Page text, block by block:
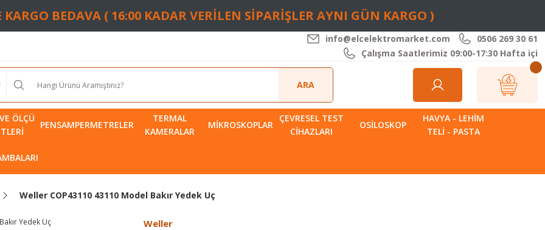
KARGO BEDAVA ( 16:00 KADAR VERİLEN SİPARİŞLER AYNI GÜN KARGO )
info@elcelektromarket.com
0506 269 30 61
Çalışma Saatlerimiz 09:00-17:30 Hafta içi
ARA
ÖLÇÜ
PENSAMPERMETRELER
TERMAL
KAMERALAR
MIKROSKOPLAR
ÇEVRESEL TEST
CIHAZLARI
OSILOSKOP
HAVYA - LEHIM
TELI - PASTA
Weller COP43110 43110 Model Bakır Yedek Uç
Weller